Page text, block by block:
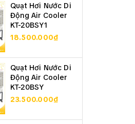
Quạt Hơi Nước Di
Động Air Cooler
KT-20BSY1
18.500.000₫
Quạt Hơi Nước Di
Động Air Cooler
KT-20BSY
23.500.000₫